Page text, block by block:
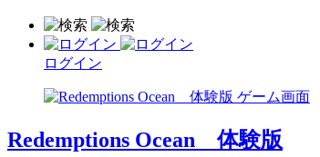
ログイン
Redemptions Ocean 体験版